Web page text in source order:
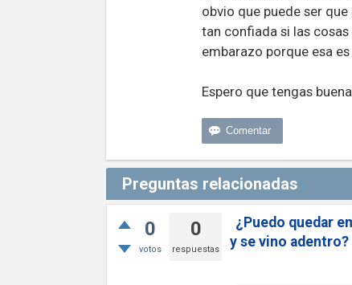
obvio que puede ser
tan confiada si las
embarazo porque esa
Espero que tengas
Preguntas relacionadas
0
votos
0
respuestas
¿Puedo quedar
y se vino adentro?